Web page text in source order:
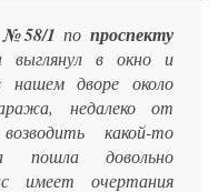
№58/1 попроспекту
в окно и
нашем дворе около
недалеко от
какой-то
пошла довольно
имеет очертания